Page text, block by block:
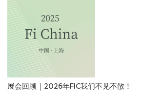
质构解决方案。 我们期待与各位客户在未来
会， 和您共同开创美好的未来。
展会回顾｜2026年FIC我们不见不散！